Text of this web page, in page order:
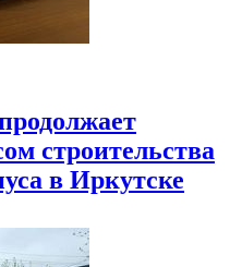
строительства
в Иркутске